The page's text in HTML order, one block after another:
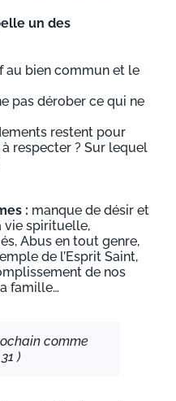
un des
au bien commun et le
pas dérober ce qui ne
restent pour
respecter ? Sur lequel
: manque de désir et
vie spirituelle,
Abus en tout genre,
de l’Esprit Saint,
de nos
famille…
comme
)